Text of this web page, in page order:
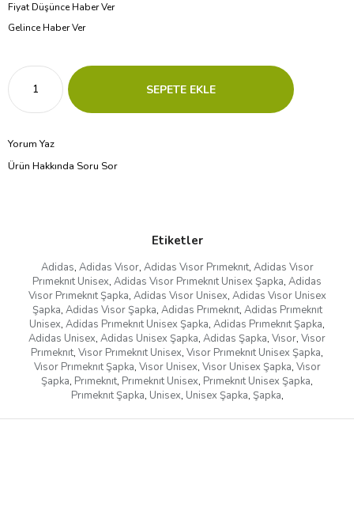
Fiyat Düşünce Haber Ver
Gelince Haber Ver
Yorum Yaz
Ürün Hakkında Soru Sor
Etiketler
Adidas, Adidas Vısor, Adidas Vısor Prımeknıt, Adidas Vısor
Prımeknıt Unisex, Adidas Vısor Prımeknıt Unisex Şapka, Adidas
Vısor Prımeknıt Şapka, Adidas Vısor Unisex, Adidas Vısor Unisex
Şapka, Adidas Vısor Şapka, Adidas Prımeknıt, Adidas Prımeknıt
Unisex, Adidas Prımeknıt Unisex Şapka, Adidas Prımeknıt Şapka,
Adidas Unisex, Adidas Unisex Şapka, Adidas Şapka, Vısor, Vısor
Prımeknıt, Vısor Prımeknıt Unisex, Vısor Prımeknıt Unisex Şapka,
Vısor Prımeknıt Şapka, Vısor Unisex, Vısor Unisex Şapka, Vısor
Şapka, Prımeknıt, Prımeknıt Unisex, Prımeknıt Unisex Şapka,
Prımeknıt Şapka, Unisex, Unisex Şapka, Şapka,